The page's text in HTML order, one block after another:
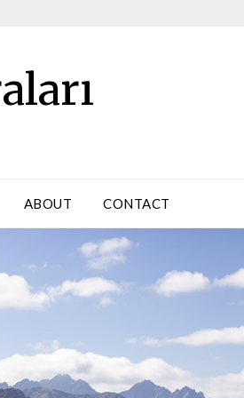
ABOUT CONTACT